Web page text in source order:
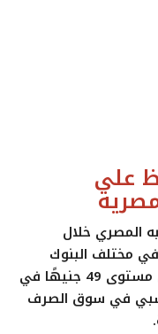
على
المصري خلال
اليوم الأربعاء 8 يوليو 2026، في مختلف البنوك
العاملة بالسوق المحلية، ليستقر دون مستوى 49 جنيهًا في
في سوق الصرف